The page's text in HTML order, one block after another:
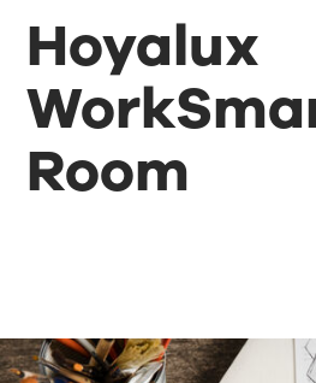
Hoyalux
Room